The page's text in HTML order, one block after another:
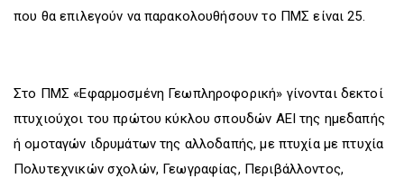
που θα επιλεγούν να παρακολουθήσουν το ΠΜΣ είναι 25.
Στο ΠΜΣ «Εφαρμοσμένη Γεωπληροφορική» γίνονται δεκτοί
πτυχιούχοι του πρώτου κύκλου σπουδών ΑΕΙ της ημεδαπής
ή ομοταγών ιδρυμάτων της αλλοδαπής, με πτυχία με πτυχία
Πολυτεχνικών σχολών, Γεωγραφίας, Περιβάλλοντος,